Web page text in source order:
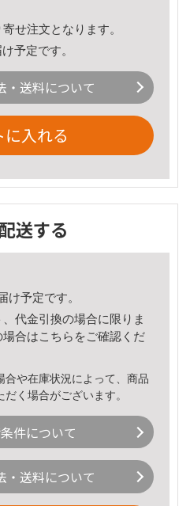
せ注文となります。
予定です。
・送料について
に入れる
配送する
け予定です。
代金引換の場合に限りま
合はこちら をご確認くだ
や在庫状況によって、商品
く場合がございます。
件について
・送料について